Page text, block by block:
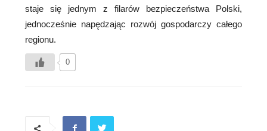
staje się jednym z filarów bezpieczeństwa Polski,
jednocześnie napędzając rozwój gospodarczy całego
regionu.
0